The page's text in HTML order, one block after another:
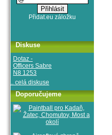
Diskuse
Dotaz -
Officers Sabre
N8 1253
.. celá diskuse
Doporučujeme